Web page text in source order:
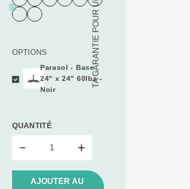
TA GARANTIE POUR UNE
OPTIONS
Parasol - Base
24" x 24" 60lbs -
Noir
QUANTITÉ
AJOUTER AU